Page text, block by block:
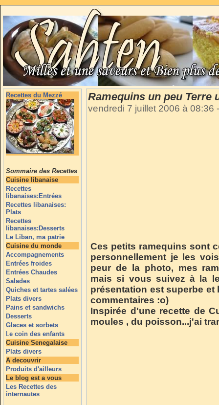
Recettes du Mezzé
Sommaire des Recettes
Cuisine libanaise
Recettes
libanaises:Entrées
Recettes libanaises:
Plats
Recettes
libanaises:Desserts
Le Liban, ma patrie
Cuisine du monde
Accompagnements
Entrées froides
Entrées Chaudes
Salades
Quiches et tartes salées
Plats divers
Pains et sandwichs
Desserts
Glaces et sorbets
Le coin des enfants
Cuisine Senegalaise
Plats divers
A decouvrir
Produits d'ailleurs
Le blog est a vous
Les Recettes des
internautes
Ramequins un peu Terre
vendredi 7 juillet 2006 à 08:36 -
Ces petits ramequins sont
personnellement je les
peur de la photo, mes
mais si vous suivez à la
présentation est superbe et
commentaires :o)
Inspirée d'une recette de
moules , du poisson...j'ai